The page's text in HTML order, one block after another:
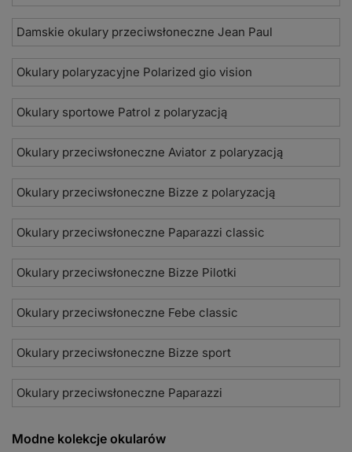
Damskie okulary przeciwsłoneczne Jean Paul
Okulary polaryzacyjne Polarized gio vision
Okulary sportowe Patrol z polaryzacją
Okulary przeciwsłoneczne Aviator z polaryzacją
Okulary przeciwsłoneczne Bizze z polaryzacją
Okulary przeciwsłoneczne Paparazzi classic
Okulary przeciwsłoneczne Bizze Pilotki
Okulary przeciwsłoneczne Febe classic
Okulary przeciwsłoneczne Bizze sport
Okulary przeciwsłoneczne Paparazzi
Modne kolekcje okularów